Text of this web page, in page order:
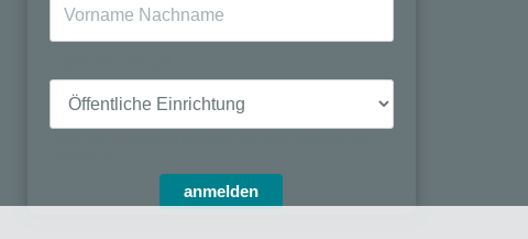
anmelden